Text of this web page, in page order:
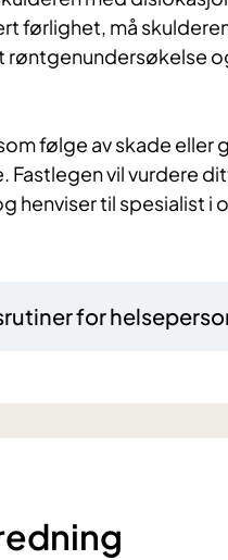
førlighet, må
følge av skade
Fastlegen vil vurdere
henviser til spesialist
for